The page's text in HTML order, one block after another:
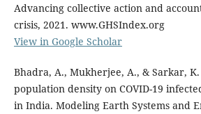
Advancing collective action and
crisis, 2021. www.GHSIndex.org
View in Google Scholar
Bhadra, A., Mukherjee, A., & Sarkar,
population density on COVID-19
in India. Modeling Earth Systems and